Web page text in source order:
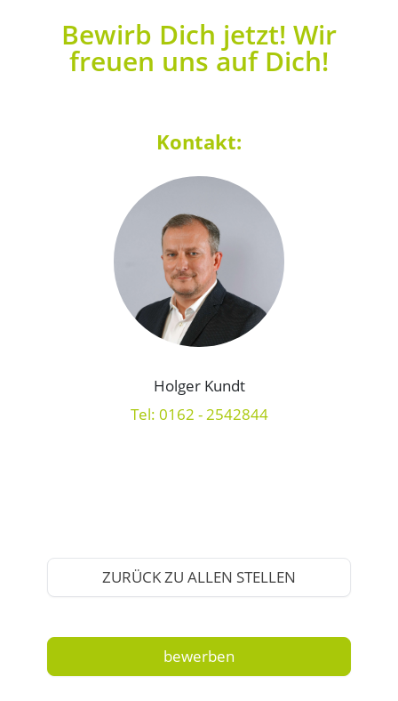
Bewirb Dich jetzt! Wir
freuen uns auf Dich!
Kontakt:
Holger Kundt
Tel: 0162 - 2542844
ZURÜCK ZU ALLEN STELLEN
bewerben